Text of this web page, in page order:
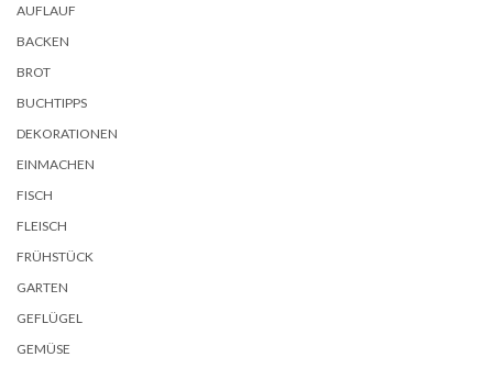
AUFLAUF
BACKEN
BROT
BUCHTIPPS
DEKORATIONEN
EINMACHEN
FISCH
FLEISCH
FRÜHSTÜCK
GARTEN
GEFLÜGEL
GEMÜSE